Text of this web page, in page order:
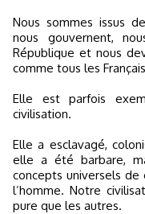
Nous sommes issus
nous gouvernent,
République et nous
comme tous les
Elle est parfois
civilisation.
Elle a esclavagé,
elle a été barbare,
concepts universels
l’homme. Notre
pure que les autres.